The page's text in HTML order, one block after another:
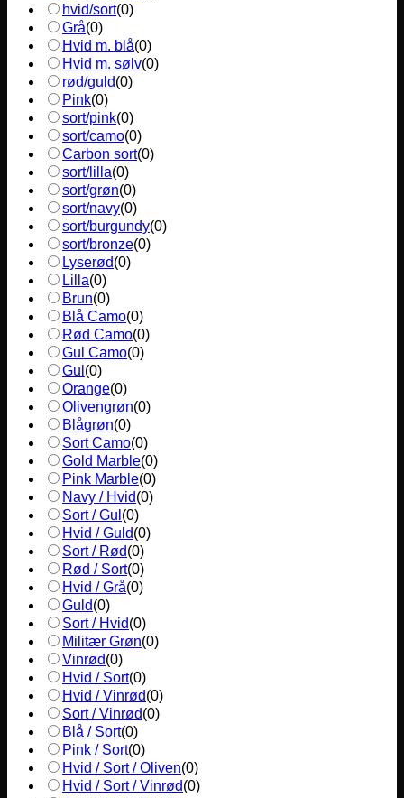
hvid/sort(0)
Grå(0)
Hvid m. blå(0)
Hvid m. sølv(0)
rød/guld(0)
Pink(0)
sort/pink(0)
sort/camo(0)
Carbon sort(0)
sort/lilla(0)
sort/grøn(0)
sort/navy(0)
sort/burgundy(0)
sort/bronze(0)
Lyserød(0)
Lilla(0)
Brun(0)
Blå Camo(0)
Rød Camo(0)
Gul Camo(0)
Gul (0)
Orange(0)
Olivengrøn(0)
Blågrøn(0)
Sort Camo(0)
Gold Marble(0)
Pink Marble(0)
Navy / Hvid(0)
Sort / Gul (0)
Hvid / Guld(0)
Sort / Rød(0)
Rød / Sort(0)
Hvid / Grå(0)
Guld(0)
Sort / Hvid(0)
Militær Grøn(0)
Vinrød(0)
Hvid / Sort(0)
Hvid / Vinrød(0)
Sort / Vinrød(0)
Blå / Sort(0)
Pink / Sort(0)
Hvid / Sort / Oliven(0)
Hvid / Sort / Vinrød(0)